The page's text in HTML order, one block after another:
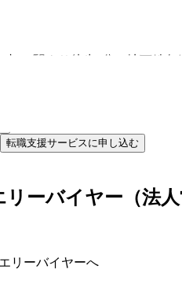
内」 駅より徒歩4分、地下鉄
転職支援サービスに申し込む
リーバイヤー（法
リーバイヤーへ